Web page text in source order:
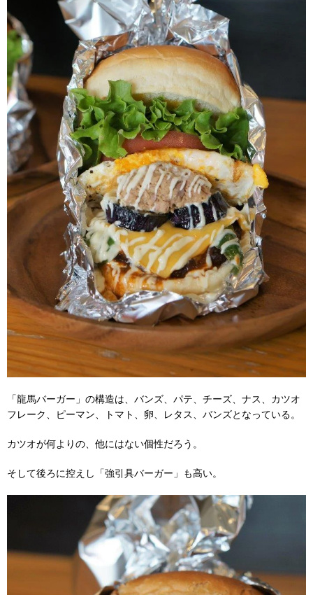
「龍馬バーガー」の構造は、バンズ、パテ、チーズ、ナス、カツオ
フレーク、ピーマン、トマト、卵、レタス、バンズとなっている。
カツオが何よりの、他にはない個性だろう。
そして後ろに控えし「強引具バーガー」も高い。